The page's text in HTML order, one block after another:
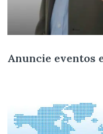
Anuncie eventos